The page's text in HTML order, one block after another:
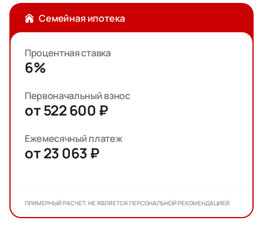
Семейная ипотека
Процентная ставка
6%
Первоначальный взнос
от 522 600 ₽
Ежемесячный платеж
от 23 063 ₽
ПРИМЕРНЫЙ РАСЧЕТ, НЕ ЯВЛЯЕТСЯ ПЕРСОНАЛЬНОЙ РЕКОМЕНДАЦИЕЙ